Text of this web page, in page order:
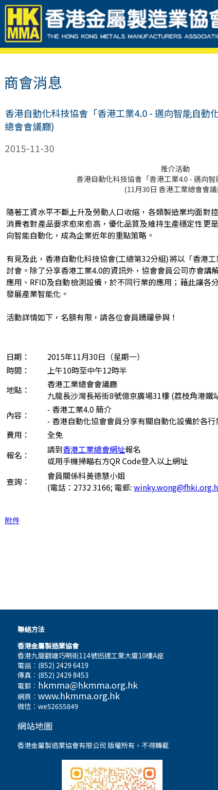
商會消息
香港自動化科技協會「香港工業4.0 - 邁向智能自動
總會會議廳)
2015-11-30
推介活動
香港自動化科技協會「香港工業4.0 - 邁向
(11月30日 香港工業總會會
隨著工資水平不斷上升及勞動人口收縮，各類製造業均面對
消費者對產品要求愈來愈高，優化品質及維持生產穩定性更
向智能自動化，成為企業近年的重點策略。
有見及此，香港自動化科技協會(工總第32分組)將以「香港
討會。除了分享香港工業4.0的資訊外，協會會員公司亦會講
應用、RFID及自動檢測設備，於不同行業的應用；藉此讓各
發展產業智能化。
活動詳情如下，名額有限，請各位會員踴躍參與！
日期：
2015年11月30日（星期一）
時間：
上午10時至中午12時半
地點：
香港工業總會會議廳
九龍長沙灣長裕街8號億京廣場31樓 (荔枝角港鐵
內容：
- 香港工業4.0 簡介
- 香港自動化協會會員分享有關自動化設備於各
費用：
全免
報名：
請到香港工業總會網址報名
或用手機掃瞄右方QR Code登入以上網址
查詢：
會員關係科黃德慧小姐
(電話：2732 3166; 電郵:
附件
聯絡方法
香港金屬製造業協會
香港九龍觀塘巧明街114號迅達工業大廈10樓A座
電話︰(852) 2429 6419
傳真︰(852) 2429 8453
電郵︰ hkmma@hkmma.org.hk
網頁︰ www.hkmma.org.hk
微信︰we52655849
網站地圖
香港金屬製造業協會有限公司 版權所有，不得轉載